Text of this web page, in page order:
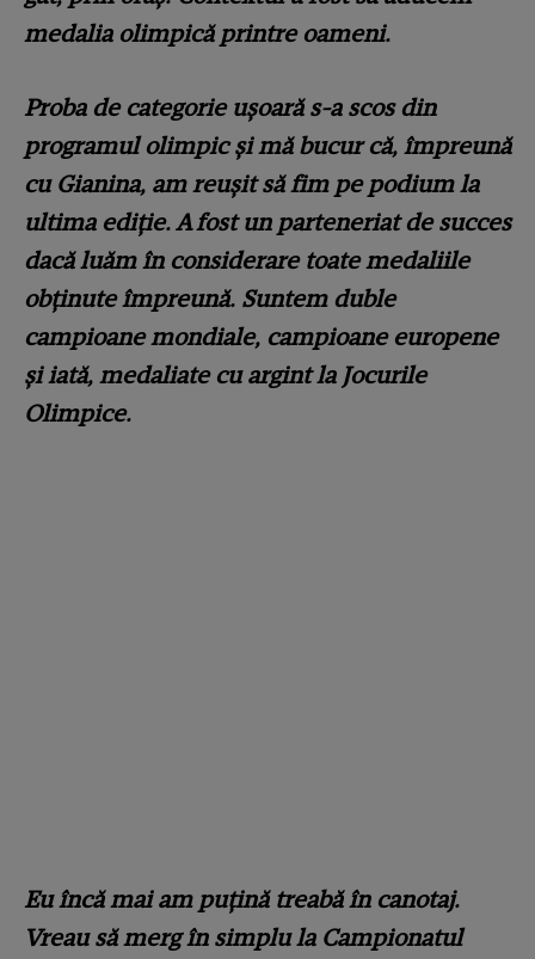
medalia olimpică printre oameni.
Proba de categorie uşoară s-a scos din
programul olimpic şi mă bucur că, împreună
cu Gianina, am reuşit să fim pe podium la
ultima ediţie. A fost un parteneriat de succes
dacă luăm în considerare toate medaliile
obţinute împreună. Suntem duble
campioane mondiale, campioane europene
şi iată, medaliate cu argint la Jocurile
Olimpice.
Eu încă mai am puţină treabă în canotaj.
Vreau să merg în simplu la Campionatul